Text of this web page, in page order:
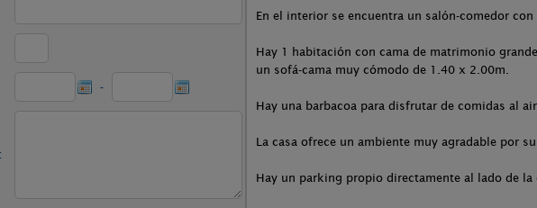
En el interior se encuentra un salón-comedor
Hay 1 habitación con cama de matrimonio
un sofá-cama muy cómodo de 1.40 x 2.00m.
Hay una barbacoa para disfrutar de comidas al
La casa ofrece un ambiente muy agradable por
Hay un parking propio directamente al lado de la